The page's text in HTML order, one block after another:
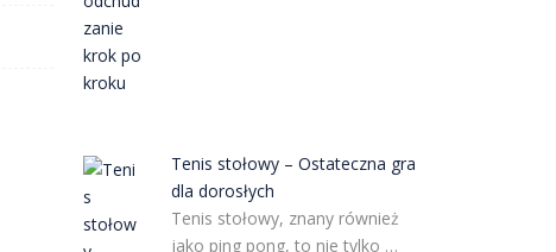
Tenis stołowy – Ostateczna gra
dla dorosłych
Tenis stołowy, znany również
jako ping pong, to nie tylko …